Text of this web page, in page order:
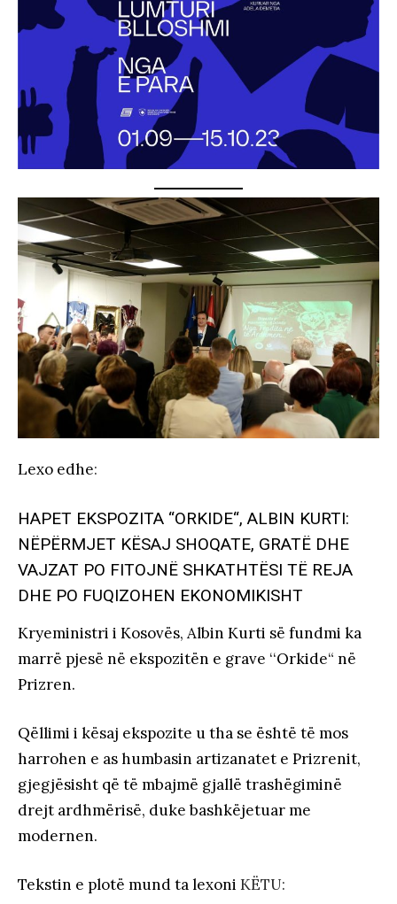
Lexo edhe:
HAPET EKSPOZITA ‘‘ORKIDE“, ALBIN KURTI:
NËPËRMJET KËSAJ SHOQATE, GRATË DHE
VAJZAT PO FITOJNË SHKATHTËSI TË REJA
DHE PO FUQIZOHEN EKONOMIKISHT
Kryeministri i Kosovës, Albin Kurti së fundmi ka
marrë pjesë në ekspozitën e grave ‘‘Orkide“ në
Prizren.
Qëllimi i kësaj ekspozite u tha se është të mos
harrohen e as humbasin artizanatet e Prizrenit,
gjegjësisht që të mbajmë gjallë trashëgiminë
drejt ardhmërisë, duke bashkëjetuar me
modernen.
Tekstin e plotë mund ta lexoni KËTU: